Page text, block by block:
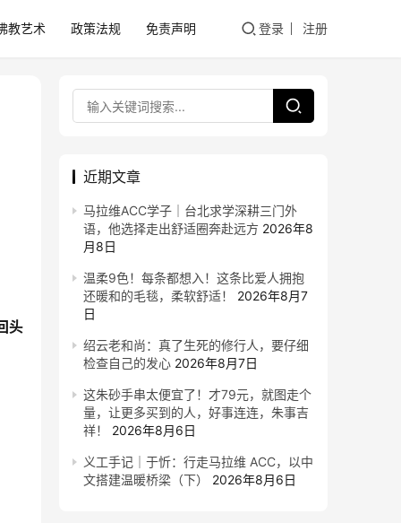
教艺术 政策法规 免责声明 登录 注册
头
近期文章
马拉维ACC学子｜台北求学深耕三门外
语，他选择走出舒适圈奔赴远方 2026年8
月8日
温柔9色！每条都想入！这条比爱人拥抱
还暖和的毛毯，柔软舒适！
2026年8月7
日
绍云老和尚：真了生死的修行人，要仔细
检查自己的发心 2026年8月7日
这朱砂手串太便宜了！才79元，就图走个
量，让更多买到的人，好事连连，朱事吉
祥！
2026年8月6日
义工手记｜于忻：行走马拉维 ACC，以中
文搭建温暖桥梁（下）
2026年8月6日